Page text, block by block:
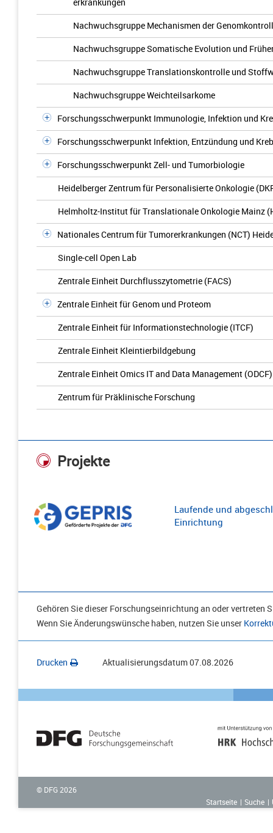
Nachwuchsgruppe Mechanismen der
Nachwuchsgruppe Somatische Evolution und
Nachwuchsgruppe Translationskontrolle und
Nachwuchsgruppe Weichteilsarkome
Forschungsschwerpunkt Immunologie, Infektion und
Forschungsschwerpunkt Infektion, Entzündung und
Forschungsschwerpunkt Zell- und Tumorbiologie
Heidelberger Zentrum für Personalisierte Onkologie
Helmholtz-Institut für Translationale Onkologie Mainz
Nationales Centrum für Tumorerkrankungen (NCT)
Single-cell Open Lab
Zentrale Einheit Durchflusszytometrie (FACS)
Zentrale Einheit für Genom und Proteom
Zentrale Einheit für Informationstechnologie (ITCF)
Zentrale Einheit Kleintierbildgebung
Zentrale Einheit Omics IT and Data Management (ODCF)
Zentrum für Präklinische Forschung
Projekte
Laufende und
Einrichtung
Gehören Sie dieser Forschungseinrichtung an oder vertreten
Wenn Sie Änderungswünsche haben, nutzen Sie unser
Drucken Aktualisierungsdatum07.08.2026
© DFG 2026
Startseite
Suche